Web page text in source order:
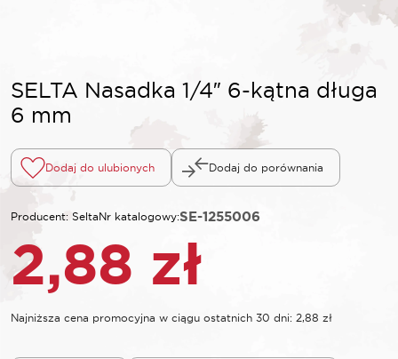
SELTA Nasadka 1/4″ 6-kątna długa
6 mm
Dodaj do ulubionych Dodaj do porównania
Producent: SeltaNr katalogowy:SE-1255006
2,88 zł
Najniższa cena promocyjna w ciągu ostatnich 30 dni: 2,88 zł